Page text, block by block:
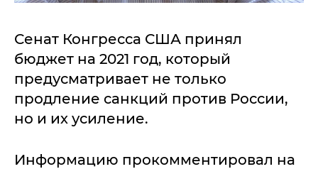
Сенат Конгресса США принял
бюджет на 2021 год, который
предусматривает не только
продление санкций против России,
но и их усиление.
Информацию прокомментировал на